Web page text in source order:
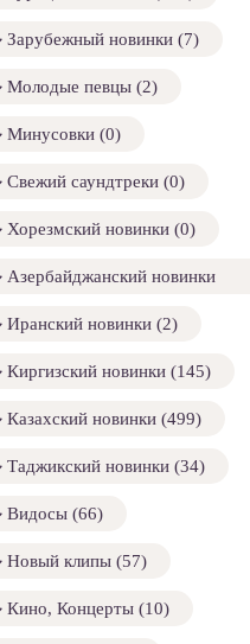
Зарубежный новинки (7)
Молодые певцы (2)
Минусовки (0)
Свежий саундтреки (0)
Хорезмский новинки (0)
Азербайджанский новинки
Иранский новинки (2)
Киргизский новинки (145)
Казахский новинки (499)
Таджикский новинки (34)
Видосы (66)
Новый клипы (57)
Кино, Концерты (10)